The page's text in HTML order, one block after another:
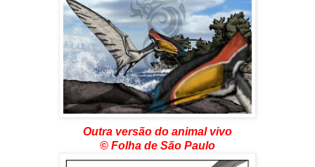
Outra versão do animal vivo
© Folha de São Paulo